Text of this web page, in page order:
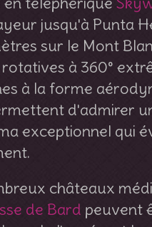
jusqu'à Punta
sur le Mont
rotatives à 360°
à la forme
d'admirer
exceptionnel qui
châteaux
de Bard peuvent